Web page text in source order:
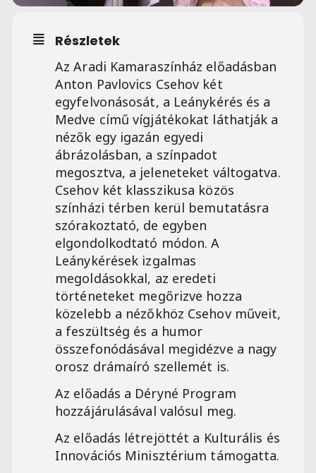
Részletek
Az Aradi Kamaraszínház előadásban
Anton Pavlovics Csehov két
egyfelvonásosát, a Leánykérés és a
Medve című vígjátékokat láthatják a
nézők egy igazán egyedi
ábrázolásban, a színpadot
megosztva, a jeleneteket váltogatva.
Csehov két klasszikusa közös
színházi térben kerül bemutatásra
szórakoztató, de egyben
elgondolkodtató módon. A
Leánykérések izgalmas
megoldásokkal, az eredeti
történeteket megőrizve hozza
közelebb a nézőkhöz Csehov műveit,
a feszültség és a humor
összefonódásával megidézve a nagy
orosz drámaíró szellemét is.
Az előadás a Déryné Program
hozzájárulásával valósul meg.
Az előadás létrejöttét a Kulturális és
Innovációs Minisztérium támogatta.